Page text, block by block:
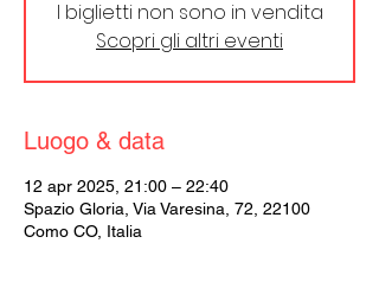
I biglietti non sono in vendita
Scopri gli altri eventi
Luogo & data
12 apr 2025, 21:00 – 22:40
Spazio Gloria, Via Varesina, 72, 22100
Como CO, Italia